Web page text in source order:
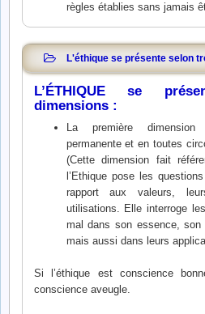
règles établies sans jamais
L'éthique se présente selon
L’ÉTHIQUE se
dimensions :
La première
permanente et en toutes
(Cette dimension fait
l’Ethique pose les
rapport aux valeurs,
utilisations. Elle interroge
mal dans son essence,
mais aussi dans leurs
Si l’éthique est conscience
conscience aveugle.